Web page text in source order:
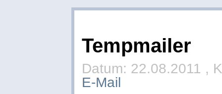
Tempmailer
Datum: 22.08.2011 ,
E-Mail